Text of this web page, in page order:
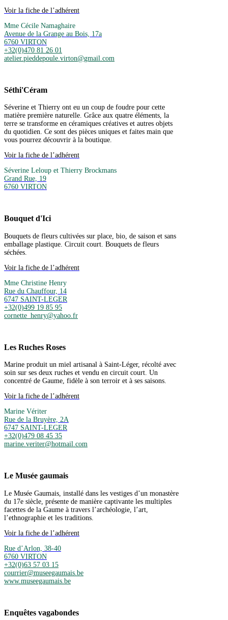
Voir la fiche de l’adhérent
Mme Cécile Namaghaire
Avenue de la Grange au Bois, 17a
6760 VIRTON
+32(0)470 81 26 01
atelier.pieddepoule.virton@gmail.com
Séthi'Céram
Séverine et Thierry ont eu un coup de foudre pour cette
matière première naturelle. Grâce aux quatre éléments, la
terre se transforme en céramiques créatives et autres objets
du quotidien. Ce sont des pièces uniques et faites main que
vous pourrez découvrir à la boutique.
Voir la fiche de l’adhérent
Séverine Leloup et Thierry Brockmans
Grand Rue, 19
6760 VIRTON
Bouquet d'Ici
Bouquets de fleurs cultivées sur place, bio, de saison et sans
emballage plastique. Circuit court. Bouquets de fleurs
séchées.
Voir la fiche de l’adhérent
Mme Christine Henry
Rue du Chauffour, 14
6747 SAINT-LEGER
+32(0)499 19 85 95
cornette_henry@yahoo.fr
Les Ruches Roses
Marine produit un miel artisanal à Saint-Léger, récolté avec
soin sur ses deux ruches et vendu en circuit court. Un
concentré de Gaume, fidèle à son terroir et à ses saisons.
Voir la fiche de l’adhérent
Marine Vériter
Rue de la Bruyère, 2A
6747 SAINT-LEGER
+32(0)479 08 45 35
marine.veriter@hotmail.com
Le Musée gaumais
Le Musée Gaumais, installé dans les vestiges d’un monastère
du 17e siècle, présente de manière captivante les multiples
facettes de la Gaume à travers l’archéologie, l’art,
l’ethnographie et les traditions.
Voir la fiche de l’adhérent
Rue d’Arlon, 38-40
6760 VIRTON
+32(0)63 57 03 15
courrier@museegaumais.be
www.museegaumais.be
Enquêtes vagabondes